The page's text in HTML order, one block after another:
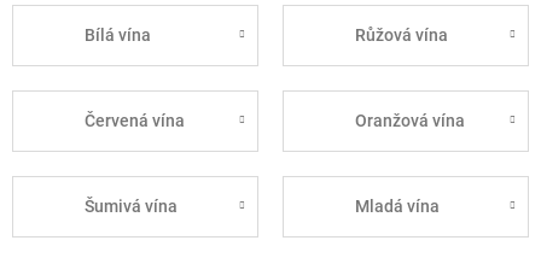
Bílá vína Růžová vína
Červená vína Oranžová vína
Šumivá vína Mladá vína